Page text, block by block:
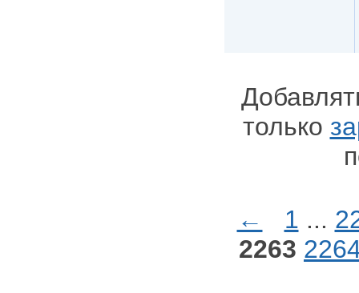
только
← 1 ...
2263